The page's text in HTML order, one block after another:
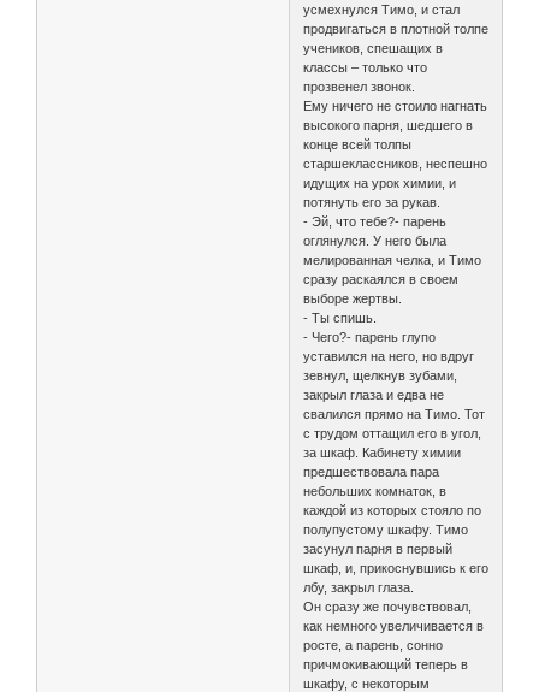
усмехнулся Тимо, и стал
продвигаться в плотной толпе
учеников, спешащих в
классы – только что
прозвенел звонок.
Ему ничего не стоило нагнать
высокого парня, шедшего в
конце всей толпы
старшеклассников, неспешно
идущих на урок химии, и
потянуть его за рукав.
- Эй, что тебе?- парень
оглянулся. У него была
мелированная челка, и Тимо
сразу раскаялся в своем
выборе жертвы.
- Ты спишь.
- Чего?- парень глупо
уставился на него, но вдруг
зевнул, щелкнув зубами,
закрыл глаза и едва не
свалился прямо на Тимо. Тот
с трудом оттащил его в угол,
за шкаф. Кабинету химии
предшествовала пара
небольших комнаток, в
каждой из которых стояло по
полупустому шкафу. Тимо
засунул парня в первый
шкаф, и, прикоснувшись к его
лбу, закрыл глаза.
Он сразу же почувствовал,
как немного увеличивается в
росте, а парень, сонно
причмокивающий теперь в
шкафу, с некоторым